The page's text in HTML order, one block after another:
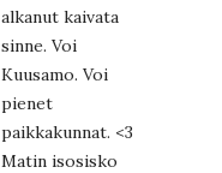
alkanut kaivata
sinne. Voi
Kuusamo. Voi
pienet
paikkakunnat. <3
Matin isosisko